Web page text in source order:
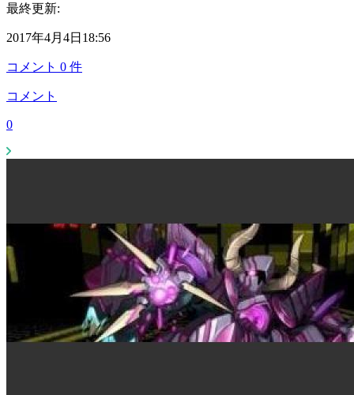
最終更新:
2017年4月4日18:56
コメント 0 件
コメント
0